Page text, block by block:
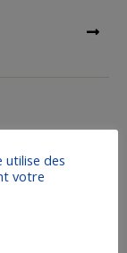
NEXT
des
votre